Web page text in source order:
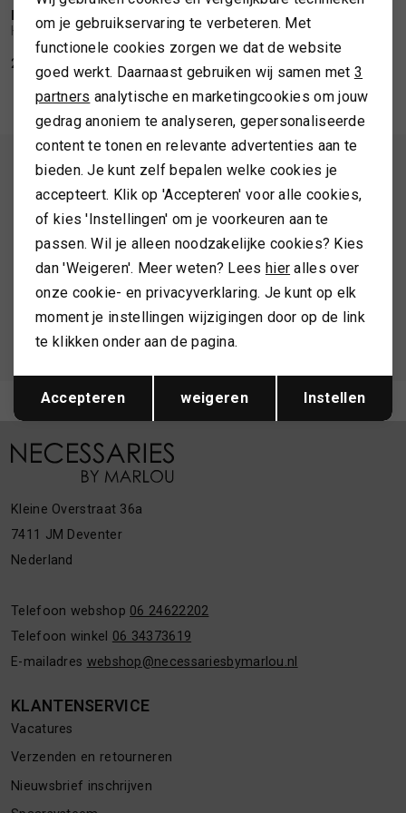
TASSEN
TOPS EN SHIRTS
TRUIEN
VESTEN
/2
HOLEBROOK
Holebrook Classic WP red
220,00
ALTIJD ALS EERSTE OP DE HOOGTE ZIJN?
Schrijf je in en ontvang 10% korting op je 1e bestelling
AANMELDEN
Hoe we met je data omgaan? Bekijk dit in onze
privacyverklaring.
Meld je aan voor de nieuwsbrief
Kleine Overstraat 36a
7411 JM Deventer
Nederland
Telefoon webshop 06 24622202
Telefoon winkel 06 34373619
E-mailadres webshop@necessariesbymarlou.nl
KLANTENSERVICE
Vacatures
Verzenden en retourneren
Nieuwsbrief inschrijven
Analytische cookies
Marketing cookies
Terug Opslaan
om je gebruikservaring te verbeteren. Met
functionele cookies zorgen we dat de website
goed werkt. Daarnaast gebruiken wij samen met 3
partners analytische en marketingcookies om jouw
gedrag anoniem te analyseren, gepersonaliseerde
content te tonen en relevante advertenties aan te
bieden. Je kunt zelf bepalen welke cookies je
accepteert. Klik op 'Accepteren' voor alle cookies,
of kies 'Instellingen' om je voorkeuren aan te
passen. Wil je alleen noodzakelijke cookies? Kies
dan 'Weigeren'. Meer weten? Lees hier alles over
onze cookie- en privacyverklaring. Je kunt op elk
moment je instellingen wijzigingen door op de link
te klikken onder aan de pagina.
Accepteren weigeren Instellen